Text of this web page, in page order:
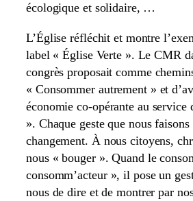
écologique et solidaire, …
L’Église réfléchit et montre
label « Église Verte ». Le CMR
congrès proposait comme
« Consommer autrement » et
économie co-opérante au service
». Chaque geste que nous
changement. À nous citoyens,
nous « bouger ». Quand le
consomm’acteur », il pose un
nous de dire et de montrer par